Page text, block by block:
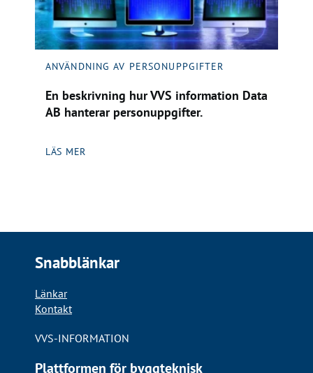
ANVÄNDNING AV PERSONUPPGIFTER
En beskrivning hur VVS information Data
AB hanterar personuppgifter.
LÄS MER
Snabblänkar
Länkar
Kontakt
VVS-INFORMATION
Plattformen för byggteknisk